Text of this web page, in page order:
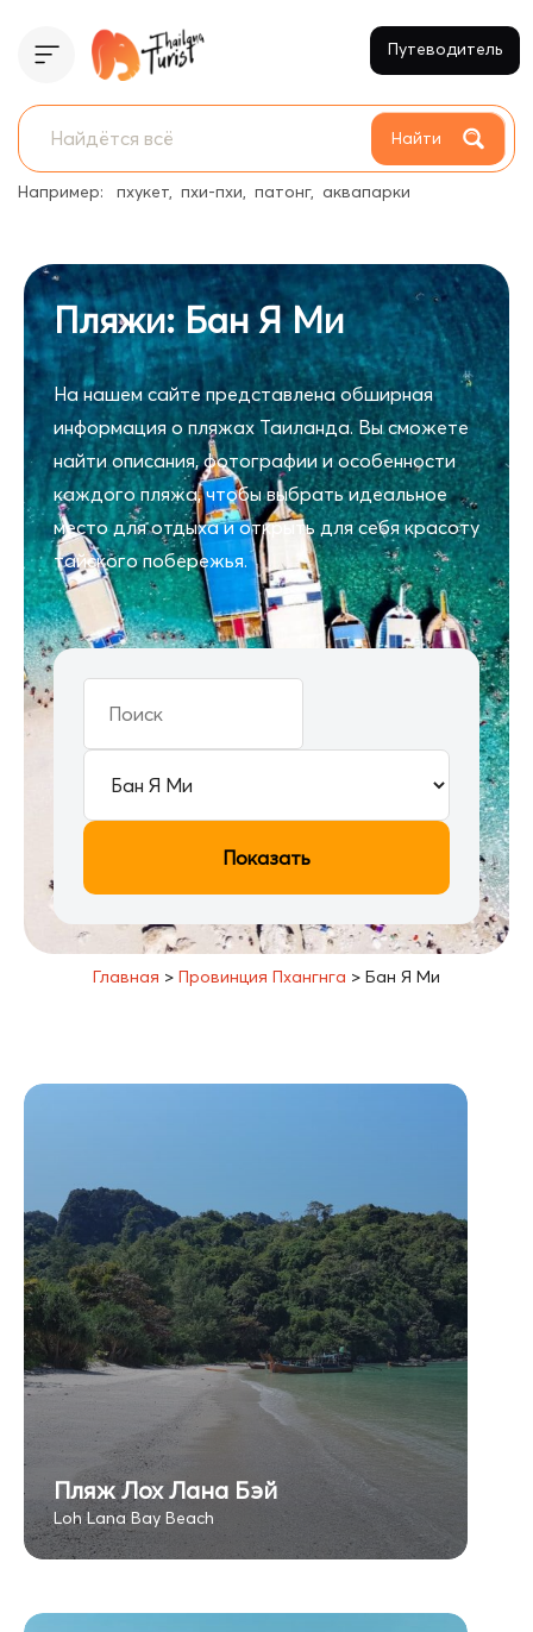
Найти
Например: пхукет пхи-пхи патонг аквапарки
Путеводитель
Пляжи: Бан Я Ми
На нашем сайте представлена обширная
информация о пляжах Таиланда. Вы сможете
найти описания, фотографии и особенности
каждого пляжа, чтобы выбрать идеальное
место для отдыха и открыть для себя красоту
тайского побережья.
Показать
Главная > Провинция Пхангнга > Бан Я Ми
Пляж Лох Лана Бэй
Loh Lana Bay Beach